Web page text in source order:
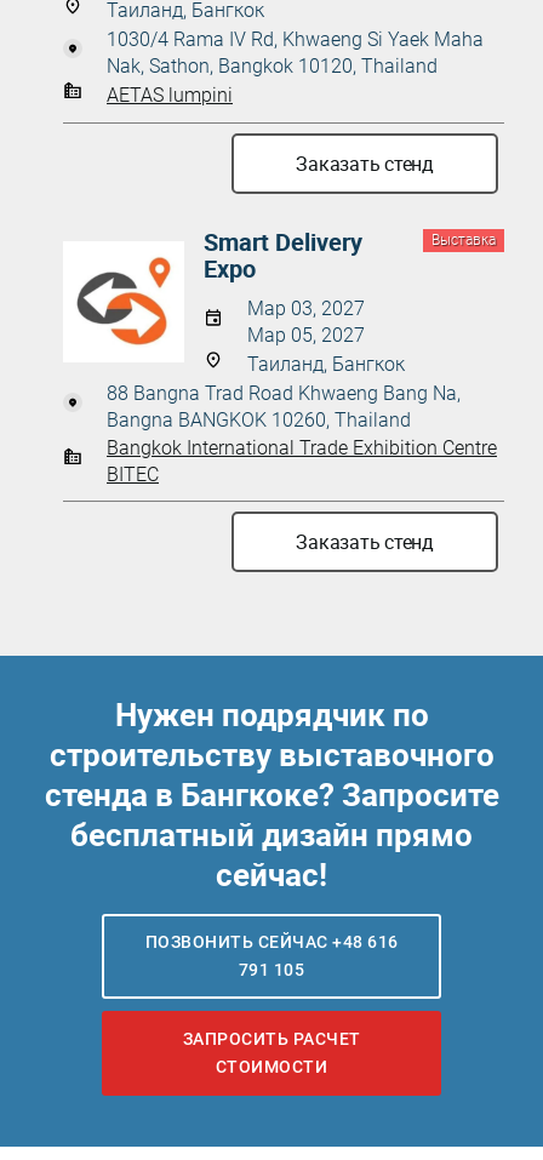
Таиланд, Бангкок
1030/4 Rama IV Rd, Khwaeng Si Yaek Maha
Nak, Sathon, Bangkok 10120, Thailand
AETAS lumpini
Заказать стенд
Выставка
Smart Delivery
Expo
Мар 03, 2027
Мар 05, 2027
Таиланд, Бангкок
88 Bangna Trad Road Khwaeng Bang Na,
Bangna BANGKOK 10260, Thailand
Bangkok International Trade Exhibition Centre
BITEC
Заказать стенд
Нужен подрядчик по
строительству выставочного
стенда в Бангкоке? Запросите
бесплатный дизайн прямо
сейчас!
ПОЗВОНИТЬ СЕЙЧАС +48 616
791 105
ЗАПРОСИТЬ РАСЧЕТ
СТОИМОСТИ